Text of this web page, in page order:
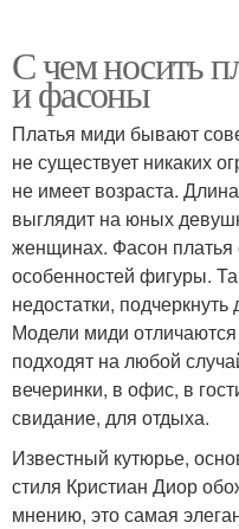
С чем носить
и фасоны
Платья миди бывают
не существует никаких
не имеет возраста.
выглядит на юных
женщинах. Фасон платья
особенностей фигуры.
недостатки,
Модели миди
подходят на любой
вечеринки, в офис, в
свидание, для отдыха.
Известный кутюрье,
стиля Кристиан Диор
мнению, это самая